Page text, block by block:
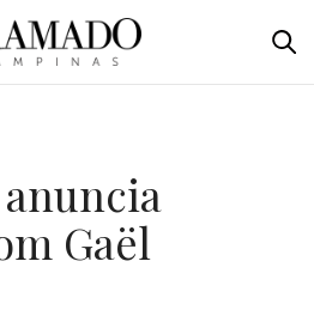
Gaël